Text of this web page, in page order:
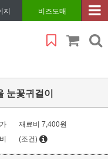
지 비즈도매
눈꽃귀걸이
재료비 7,400원
(조건)